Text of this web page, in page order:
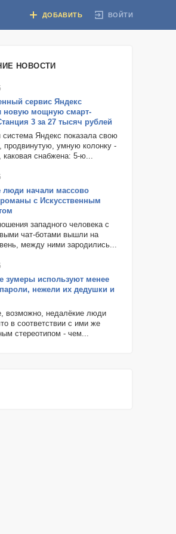
ВОЙТИ
ДОБАВИТЬ
НОВОСТИ
сервис Яндекс
новую мощную смарт-
3 за 27 тысяч рублей
система Яндекс показала свою
продвинутую, умную колонку -
каковая снабжена: 5-ю...
люди начали массово
с Искусственным
западного человека с
чат-ботами вышли на
между ними зародились...
зумеры используют менее
нежели их дедушки и
возможно, недалёкие люди
в соответствии с ими же
стереотипом - чем...